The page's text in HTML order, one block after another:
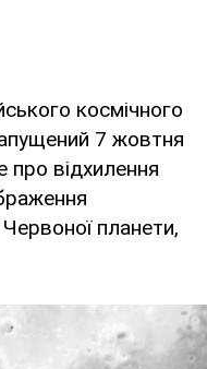
космічного
7 жовтня
про відхилення
планети,